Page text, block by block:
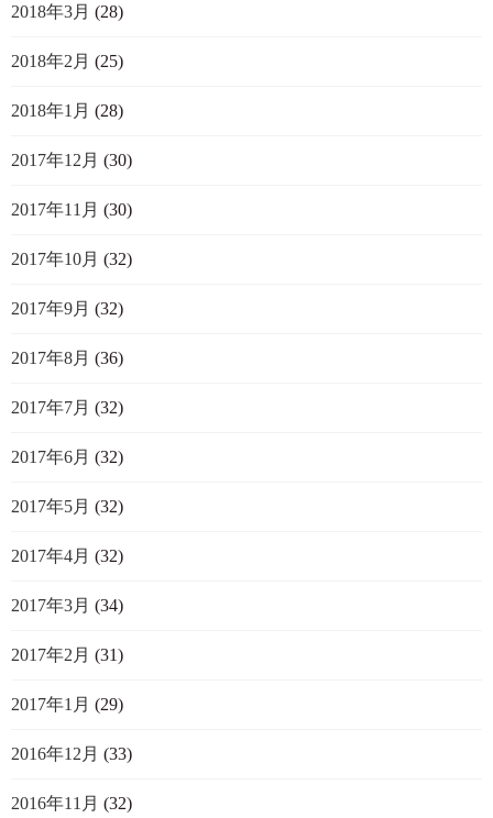
2018年3月 (28)
2018年2月 (25)
2018年1月 (28)
2017年12月 (30)
2017年11月 (30)
2017年10月 (32)
2017年9月 (32)
2017年8月 (36)
2017年7月 (32)
2017年6月 (32)
2017年5月 (32)
2017年4月 (32)
2017年3月 (34)
2017年2月 (31)
2017年1月 (29)
2016年12月 (33)
2016年11月 (32)